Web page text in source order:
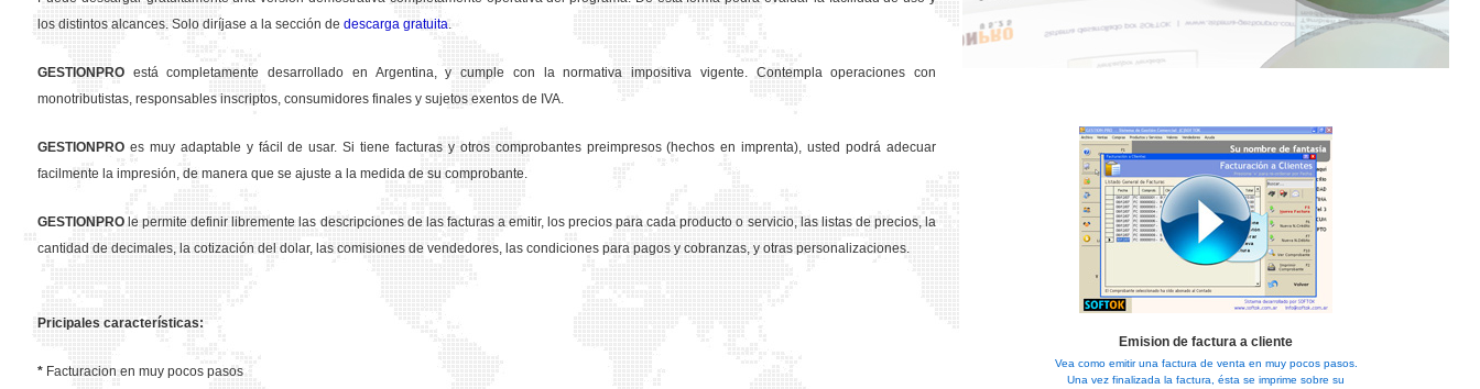
los distintos alcances. Solo diríjase a la sección de descarga gratuita.
GESTION PRO está completamente desarrollado en Argentina, y cumple con la normativa impositiva vigente. Contempla operaciones con
monotributistas, responsables inscriptos, consumidores finales y sujetos exentos de IVA.
GESTION PRO es muy adaptable y fácil de usar. Si tiene facturas y otros comprobantes preimpresos (hechos en imprenta), usted podrá adecuar
facilmente la impresión, de manera que se ajuste a la medida de su comprobante.
GESTION PRO le permite definir libremente las descripciones de las facturas a emitir, los precios para cada producto o servicio, las listas de precios, la
cantidad de decimales, la cotización del dolar, las comisiones de vendedores, las condiciones para pagos y cobranzas, y otras personalizaciones.
Pricipales características:
* Facturacion en muy pocos pasos
Emision de factura a cliente
Vea como emitir una factura de venta en muy pocos pasos.
Una vez finalizada la factura, ésta se imprime sobre su